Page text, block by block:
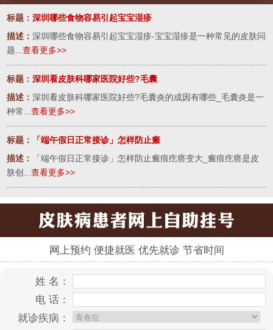
标题：深圳哪些食物容易引起宝宝湿疹
描述：深圳哪些食物容易引起宝宝湿疹-宝宝湿疹是一种常见的皮肤问
题...查看更多>>
标题：深圳看皮肤科哪家医院好些?毛囊
描述：深圳看皮肤科哪家医院好些?毛囊炎的成因有哪些_毛囊炎是一
种常...查看更多>>
标题：
「端午假日正常接诊」怎样防止瘢
描述：
「端午假日正常接诊」怎样防止瘢痕疙瘩变大_瘢痕疙瘩是皮
肤创...查看更多>>
网上预约 便捷就医 优先就诊 节省时间
姓 名：
电 话：
就诊疾病：